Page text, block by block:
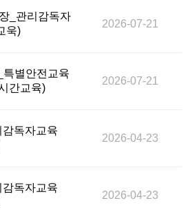
_관리감독자
욱)
2026-07-21
특별안전교육
간교육)
2026-07-21
독자교육
2026-04-23
독자교육
2026-04-23